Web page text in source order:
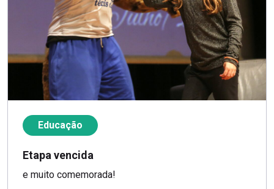
Educação
Etapa vencida
e muito comemorada!